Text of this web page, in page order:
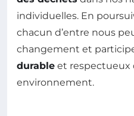
individuelles. En
chacun d’entre nous
changement et
durable et respectueux
environnement.